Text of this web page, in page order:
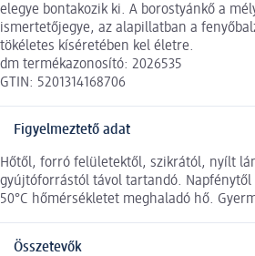
elegye bontakozik ki. A borostyánkő a
ismertetőjegye, az alapillatban a
tökéletes kíséretében kel életre.
dm termékazonosító: 2026535
GTIN: 5201314168706
Figyelmeztető adat
Hőtől, forró felületektől, szikrától, nyílt
gyújtóforrástól távol tartandó. Napfénytől
50°C hőmérsékletet meghaladó hő.
Összetevők